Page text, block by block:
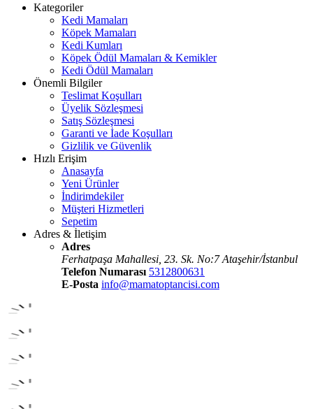
Kategoriler
Kedi Mamaları
Köpek Mamaları
Kedi Kumları
Köpek Ödül Mamaları & Kemikler
Kedi Ödül Mamaları
Önemli Bilgiler
Teslimat Koşulları
Üyelik Sözleşmesi
Satış Sözleşmesi
Garanti ve İade Koşulları
Gizlilik ve Güvenlik
Hızlı Erişim
Anasayfa
Yeni Ürünler
İndirimdekiler
Müşteri Hizmetleri
Sepetim
Adres & İletişim
Adres
Ferhatpaşa Mahallesi, 23. Sk. No:7 Ataşehir/İstanbul
Telefon Numarası 5312800631
E-Posta info@mamatoptancisi.com